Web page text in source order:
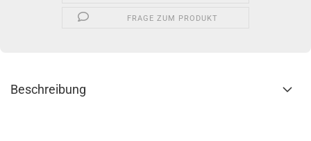
FRAGE ZUM PRODUKT
Beschreibung